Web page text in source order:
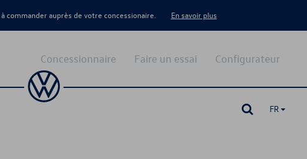
auprès de votre concessionaire. En savoir plus
Configurateur
Faire un essai
Concessionnaire
FR